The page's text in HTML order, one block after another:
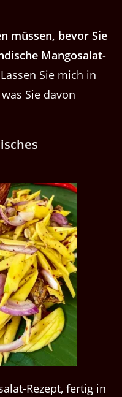
müssen, bevor Sie
Mangosalat-
Sie mich in
Sie davon
Rezept, fertig in